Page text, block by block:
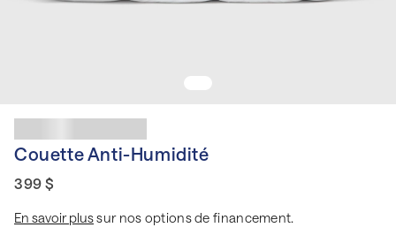
Couette Anti-Humidité
399 $
En savoir plussur nos options de financement.